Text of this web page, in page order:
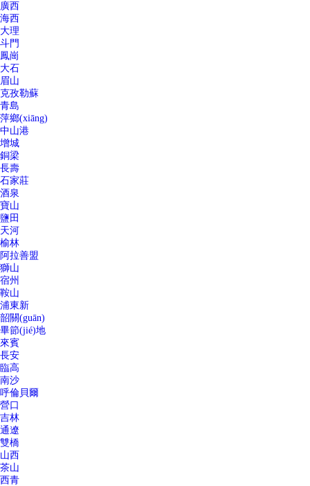
廣西
海西
大理
斗門
鳳崗
大石
眉山
克孜勒蘇
青島
萍鄉(xiāng)
中山港
增城
銅梁
長壽
石家莊
酒泉
寶山
鹽田
天河
榆林
阿拉善盟
獅山
宿州
鞍山
浦東新
韶關(guān)
畢節(jié)地
來賓
長安
臨高
南沙
呼倫貝爾
營口
吉林
通遼
雙橋
山西
茶山
西青